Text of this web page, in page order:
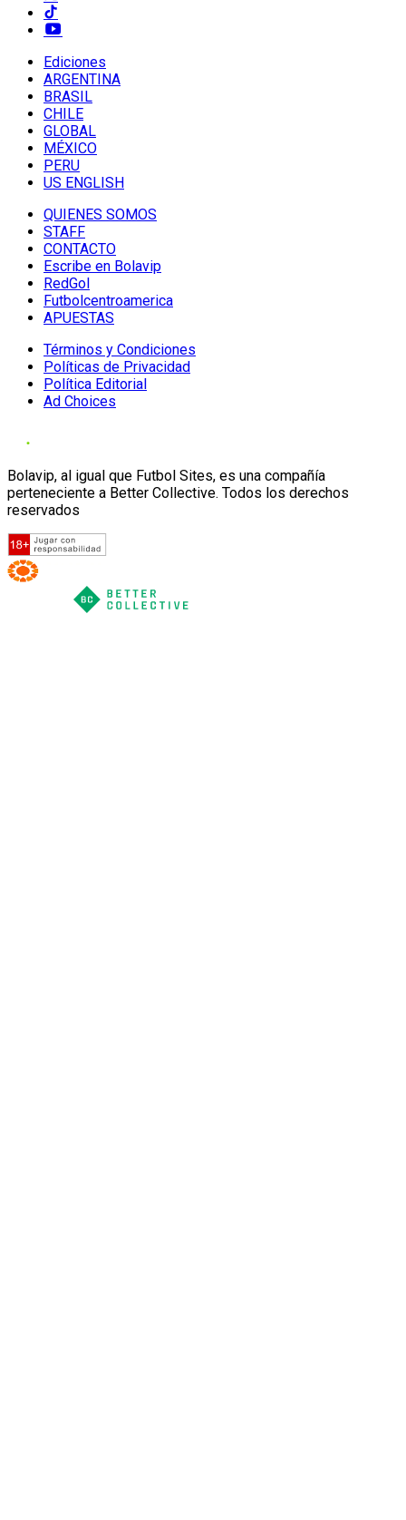
Ediciones
ARGENTINA
BRASIL
CHILE
GLOBAL
MÉXICO
PERU
US ENGLISH
QUIENES SOMOS
STAFF
CONTACTO
Escribe en Bolavip
RedGol
Futbolcentroamerica
APUESTAS
Términos y Condiciones
Políticas de Privacidad
Política Editorial
Ad Choices
Bolavip, al igual que Futbol Sites, es una compañía
perteneciente a Better Collective. Todos los derechos
reservados